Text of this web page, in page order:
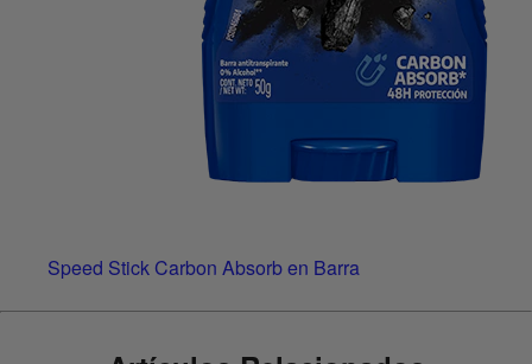
Speed Stick Carbon Absorb en Barra